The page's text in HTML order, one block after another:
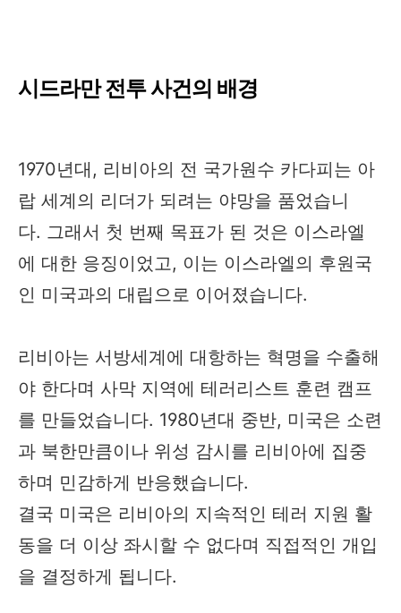
시드라만 전투 사건의 배경
1970년대, 리비아의 전 국가원수 카다피는 아
랍 세계의 리더가 되려는 야망을 품었습니
다. 그래서 첫 번째 목표가 된 것은 이스라엘
에 대한 응징이었고, 이는 이스라엘의 후원국
인 미국과의 대립으로 이어졌습니다.
리비아는 서방세계에 대항하는 혁명을 수출해
야 한다며 사막 지역에 테러리스트 훈련 캠프
를 만들었습니다. 1980년대 중반, 미국은 소련
과 북한만큼이나 위성 감시를 리비아에 집중
하며 민감하게 반응했습니다.
결국 미국은 리비아의 지속적인 테러 지원 활
동을 더 이상 좌시할 수 없다며 직접적인 개입
을 결정하게 됩니다.